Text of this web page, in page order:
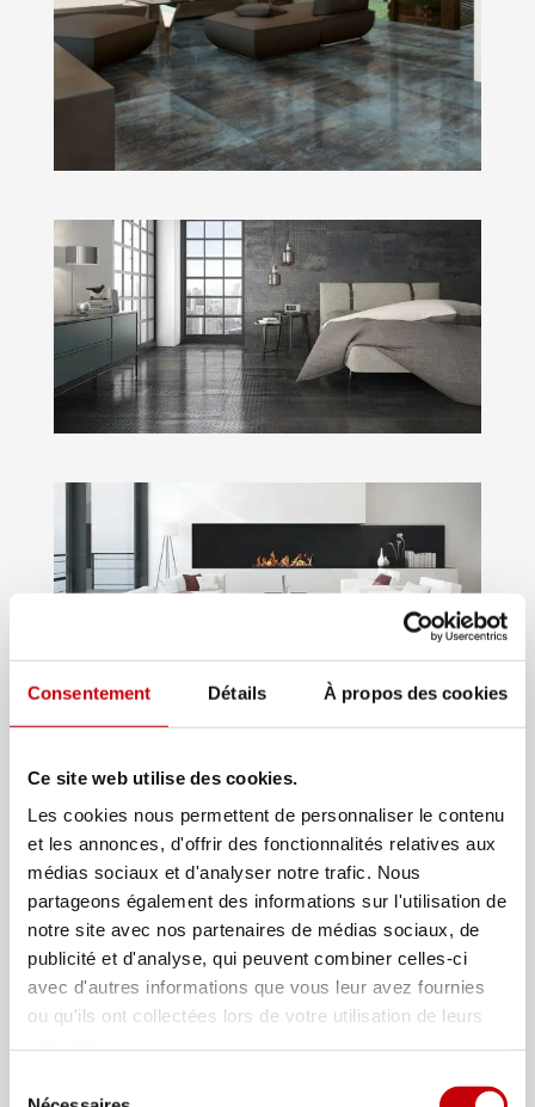
Consentement Détails À propos des cookies
Ce site web utilise des cookies.
Les cookies nous permettent de personnaliser le contenu
et les annonces, d'offrir des fonctionnalités relatives aux
médias sociaux et d'analyser notre trafic. Nous
partageons également des informations sur l'utilisation de
notre site avec nos partenaires de médias sociaux, de
publicité et d'analyse, qui peuvent combiner celles-ci
avec d'autres informations que vous leur avez fournies
ou qu'ils ont collectées lors de votre utilisation de leurs